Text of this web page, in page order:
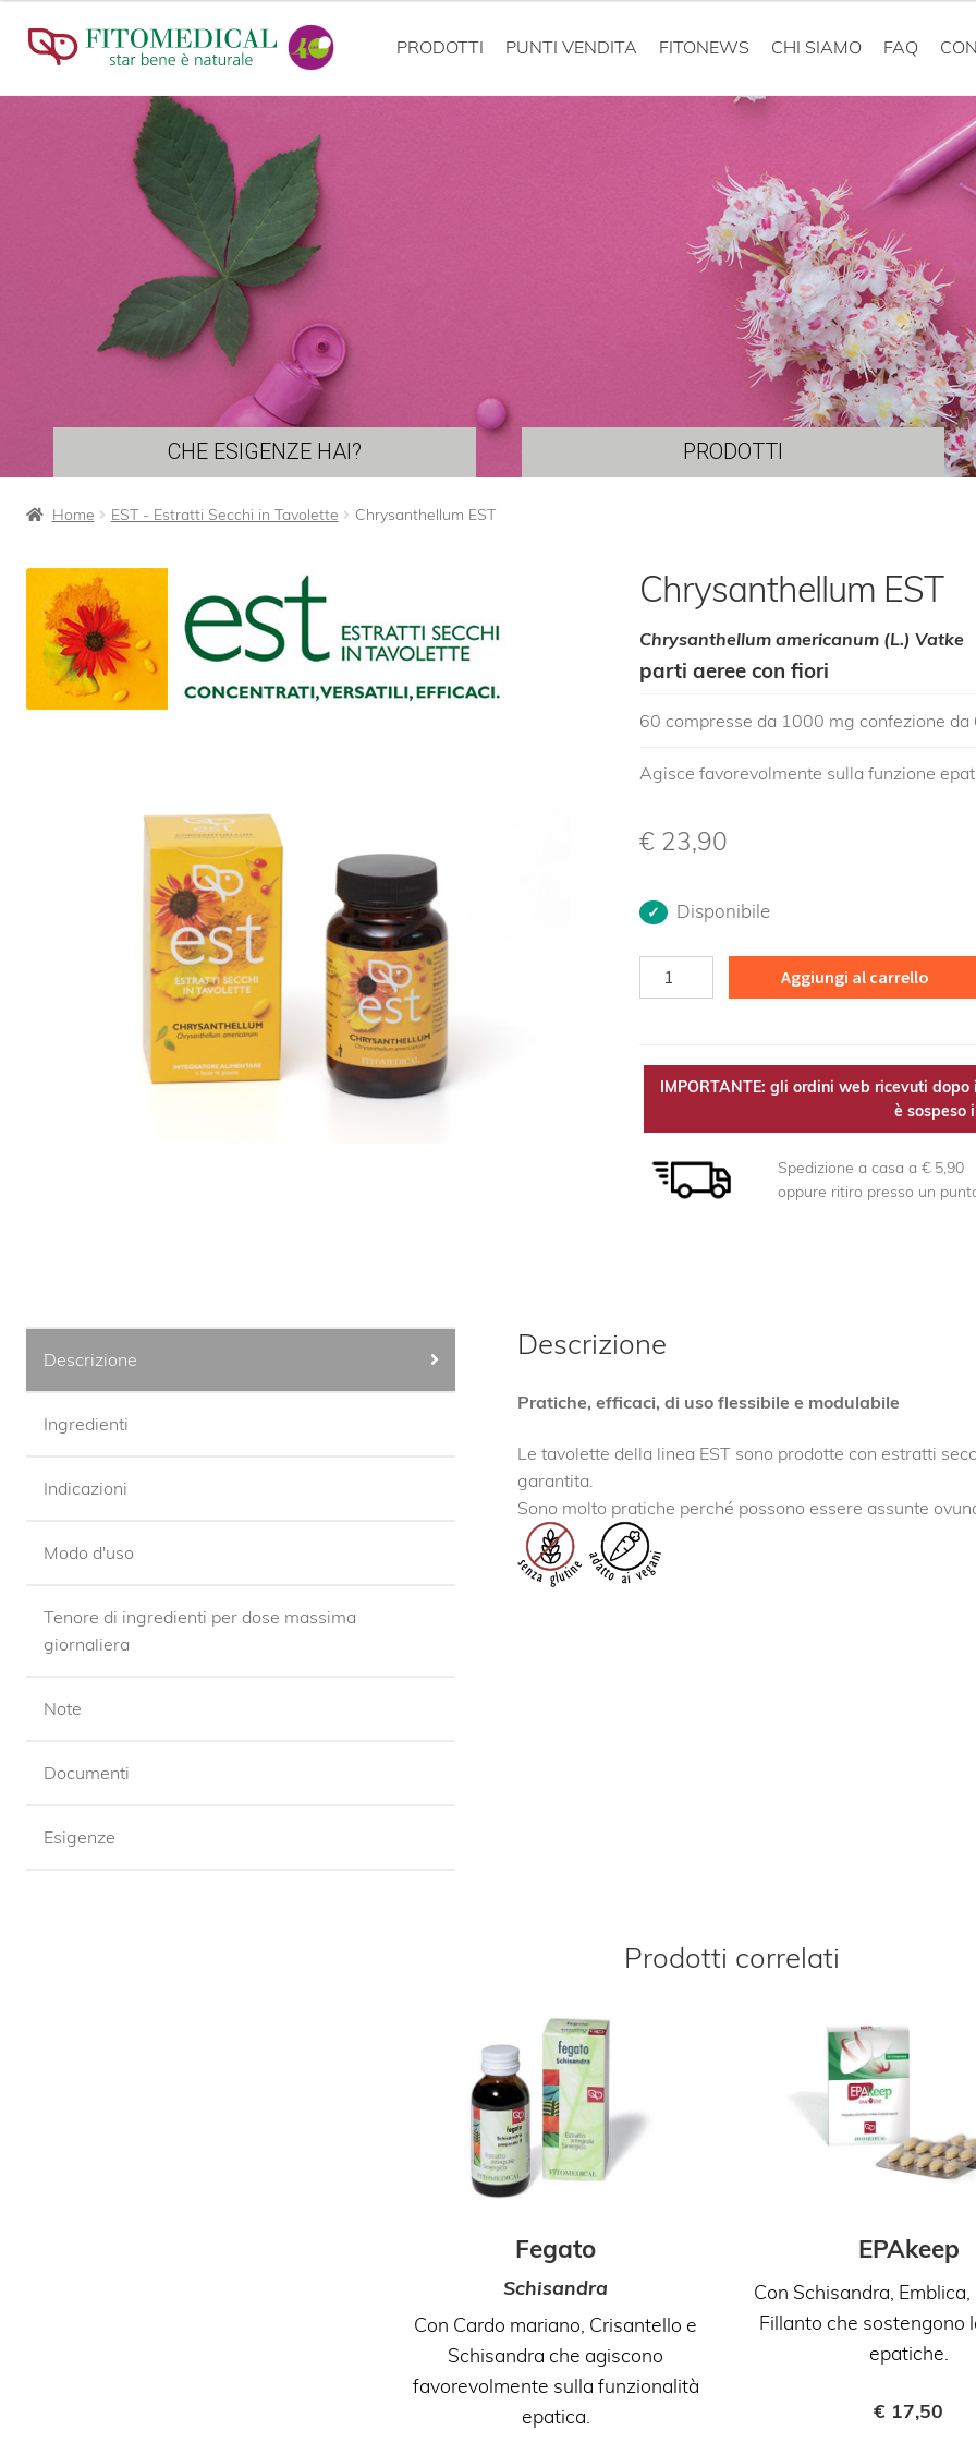
PRODOTTI PUNTI VENDITA FITONEWS CHI SIAMO FAQ
CHE ESIGENZE HAI? PRODOTTI
Home EST - Estratti Secchi in Tavolette Chrysanthellum EST
Chrysanthellum EST
Chrysanthellum americanum (L.) Vatke
parti aeree con fiori
60 compresse da 1000 mg confezione da
Agisce favorevolmente sulla funzione
€ 23,90
Disponibile
Chrysanthellum
EST
Aggiungi al carrello
IMPORTANTE: gli ordini web ricevuti
è sospeso
Spedizione a casa a € 5,90
oppure ritiro presso un
Descrizione
Ingredienti
Indicazioni
Modo d'uso
Tenore di ingredienti per dose massima
giornaliera
Note
Documenti
Esigenze
Descrizione
Pratiche, efficaci, di uso flessibile e modulabile
Le tavolette della linea EST sono prodotte con estratti
garantita.
Sono molto pratiche perché possono essere assunte
Prodotti correlati
Fegato
Schisandra
Con Cardo mariano, Crisantello e
Schisandra che agiscono
favorevolmente sulla funzionalità
epatica.
EPAkeep
Con Schisandra,
Fillanto che sostengono
epatiche.
€ 17,50